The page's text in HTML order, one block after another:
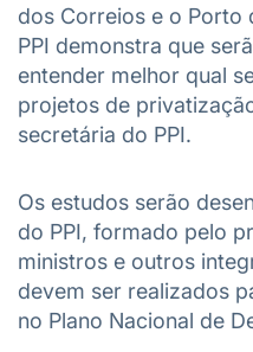
dos Correios e o Porto
PPI demonstra que
entender melhor qual
projetos de
secretária do PPI.
Os estudos serão
do PPI, formado pelo
ministros e outros
devem ser realizados
no Plano Nacional de